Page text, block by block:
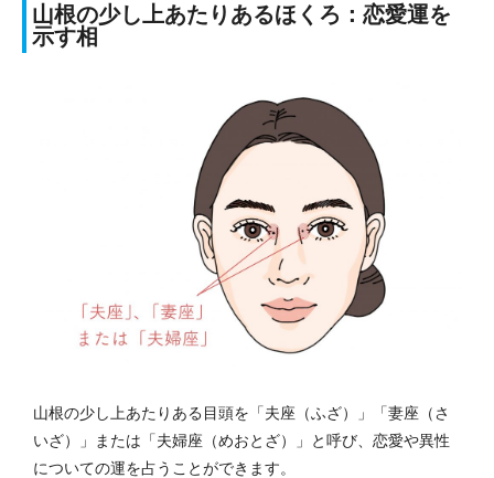
山根の少し上あたりあるほくろ：恋愛運を
示す相
山根の少し上あたりある目頭を「夫座（ふざ）」「妻座（さ
いざ）」または「夫婦座（めおとざ）」と呼び、恋愛や異性
についての運を占うことができます。